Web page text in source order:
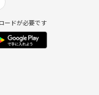
ードが必要です